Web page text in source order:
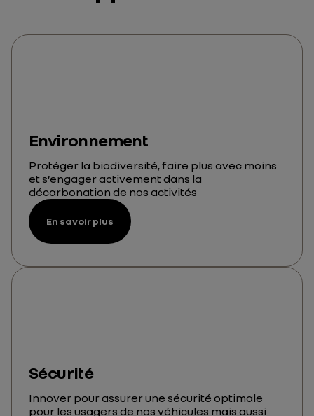
Environnement
Protéger la biodiversité, faire plus avec moins
et s’engager activement dans la
décarbonation de nos activités
En savoir plus
Sécurité
Innover pour assurer une sécurité optimale
pour les usagers de nos véhicules mais aussi